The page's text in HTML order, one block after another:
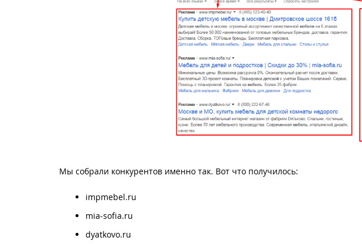
Мы собрали конкурентов именно так. Вот что получилось:
impmebel.ru
mia-sofia.ru
dyatkovo.ru